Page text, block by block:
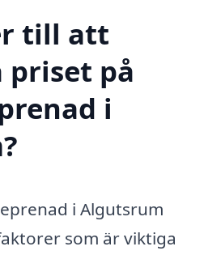
till att
priset på
i
i Algutsrum
som är viktiga